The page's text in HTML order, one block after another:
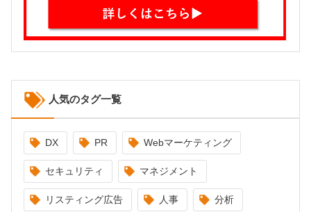
人気のタグ一覧
DX PR Webマーケティング
セキュリティ マネジメント
リスティング広告 人事 分析